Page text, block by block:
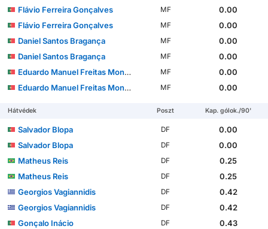
Flávio Ferreira Gonçalves
MF
0.00
Flávio Ferreira Gonçalves
MF
0.00
Daniel Santos Bragança
MF
0.00
Daniel Santos Bragança
MF
0.00
Eduardo Manuel Freitas Monteiro Ferreira Felicíssimo
MF
0.00
Eduardo Manuel Freitas Monteiro Ferreira Felicíssimo
MF 0.00
Hátvédek Poszt Kap. gólok./90'
Salvador Blopa DF
0.00
Salvador Blopa
DF
0.00
Matheus Reis
DF
0.25
Matheus Reis
DF
0.25
Georgios Vagiannidis
DF
0.42
Georgios Vagiannidis
DF
0.42
Gonçalo Inácio
DF
0.43